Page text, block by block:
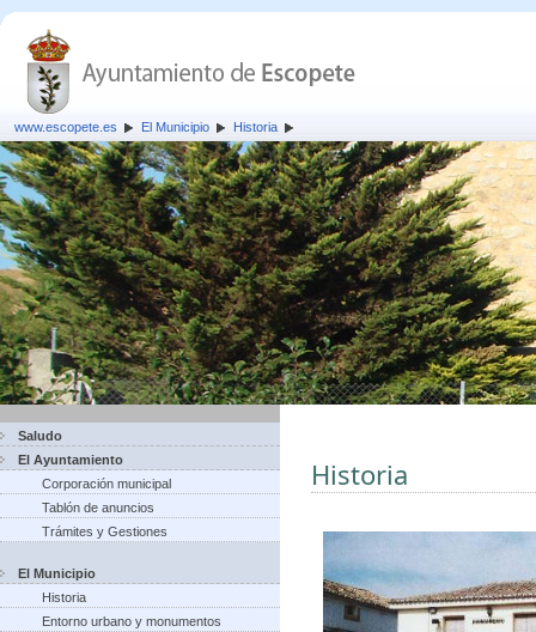
www.escopete.es El Municipio Historia
Saludo
El Ayuntamiento
Corporación municipal
Tablón de anuncios
Trámites y Gestiones
El Municipio
Historia
Entorno urbano y monumentos
Historia